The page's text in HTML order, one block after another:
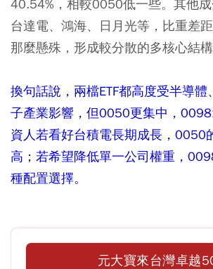
40.54%，相較0050低一些。其他成
台達電、鴻海、日月光等，比重差
那麼懸殊，形成較分散的多核心結構
換句話說，兩檔ETF都高度受半導體
子產業影響，但0050更集中，
資人若看好台積電長期成長，0050
高；若希望降低單一公司權重，
種配置選擇。
元大寶來台灣卓越